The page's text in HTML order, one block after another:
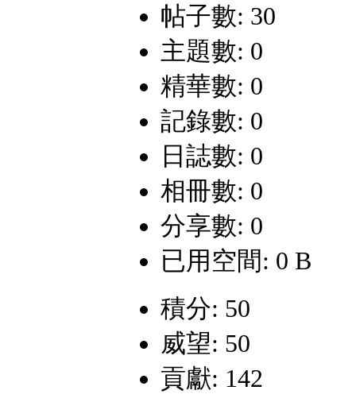
帖子數: 30
主題數: 0
精華數: 0
記錄數: 0
日誌數: 0
相冊數: 0
分享數: 0
已用空間: 0 B
積分: 50
威望: 50
貢獻: 142